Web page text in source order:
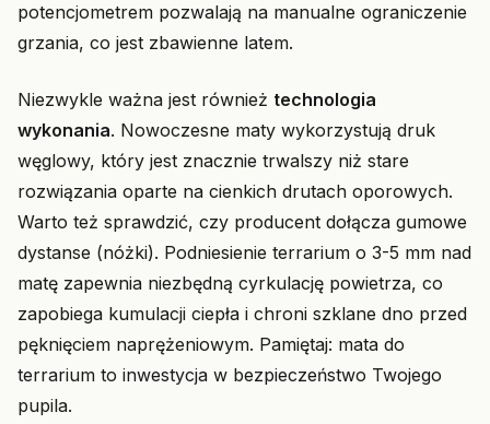
potencjometrem pozwalają na manualne ograniczenie
grzania, co jest zbawienne latem.
Niezwykle ważna jest również technologia
wykonania. Nowoczesne maty wykorzystują druk
węglowy, który jest znacznie trwalszy niż stare
rozwiązania oparte na cienkich drutach oporowych.
Warto też sprawdzić, czy producent dołącza gumowe
dystanse (nóżki). Podniesienie terrarium o 3-5 mm nad
matę zapewnia niezbędną cyrkulację powietrza, co
zapobiega kumulacji ciepła i chroni szklane dno przed
pęknięciem naprężeniowym. Pamiętaj: mata do
terrarium to inwestycja w bezpieczeństwo Twojego
pupila.